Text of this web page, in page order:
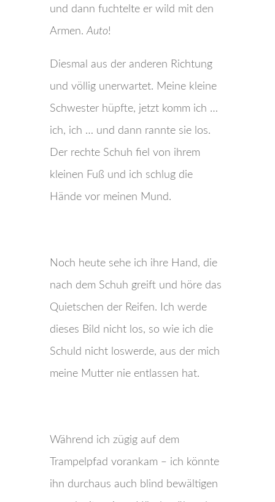
und dann fuchtelte er wild mit den
Armen.Auto!
Diesmal aus der anderen Richtung
und völlig unerwartet. Meine kleine
Schwester hüpfte, jetzt komm ich …
ich, ich … und dann rannte sie los.
Der rechte Schuh fiel von ihrem
kleinen Fuß und ich schlug die
Hände vor meinen Mund.
Noch heute sehe ich ihre Hand, die
nach dem Schuh greift und höre das
Quietschen der Reifen. Ich werde
dieses Bild nicht los, so wie ich die
Schuld nicht loswerde, aus der mich
meine Mutter nie entlassen hat.
Während ich zügig auf dem
Trampelpfad vorankam ‒ ich könnte
ihn durchaus auch blind bewältigen